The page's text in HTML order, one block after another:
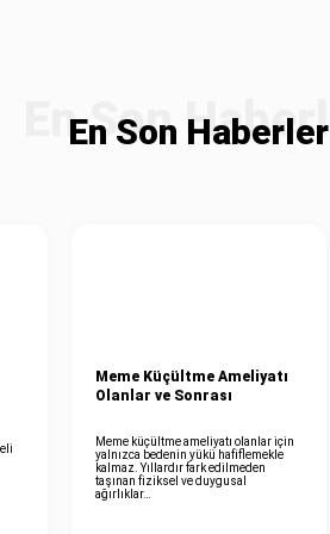
En Son Haberler
Meme Küçültme Ameliyatı
Olanlar ve Sonrası
Meme küçültme ameliyatı olanlar için
yalnızca bedenin yükü hafiflemekle
kalmaz. Yıllardır fark edilmeden
taşınan fiziksel ve duygusal
ağırlıklar…